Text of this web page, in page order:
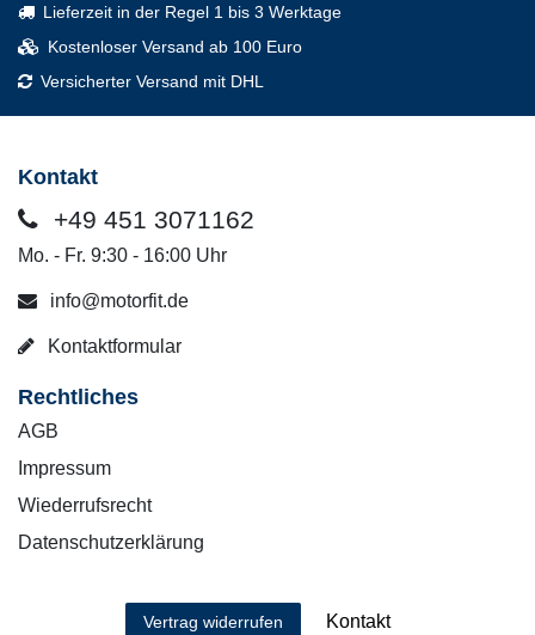
Lieferzeit in der Regel 1 bis 3 Werktage
Kostenloser Versand ab 100 Euro
Versicherter Versand mit DHL
Kontakt
+49 451 3071162
Mo. - Fr. 9:30 - 16:00 Uhr
info@motorfit.de
Kontaktformular
Rechtliches
AGB
Impressum
Wiederrufsrecht
Datenschutzerklärung
Vertrag widerrufen Kontakt